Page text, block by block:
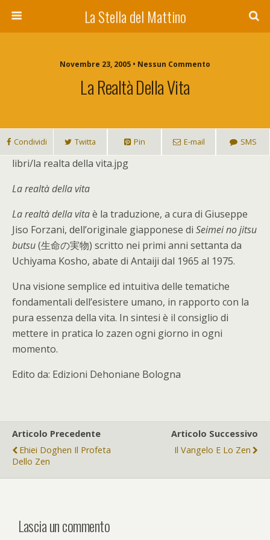
La Stella del Mattino
Novembre 23, 2005 • Nessun Commento
La Realtà Della Vita
Condividi Twitta Pin E-mail SMS
libri/la realta della vita.jpg
La realtà della vita
La realtà della vitaè la traduzione, a cura di Giuseppe
Jiso Forzani, dell’originale giapponese di Seimei no jitsu
butsu(生命の実物) scritto nei primi anni settanta da
Uchiyama Kosho, abate di Antaiji dal 1965 al 1975.
Una visione semplice ed intuitiva delle tematiche
fondamentali dell’esistere umano, in rapporto con la
pura essenza della vita. In sintesi è il consiglio di
mettere in pratica lo zazen ogni giorno in ogni
momento.
Edito da: Edizioni Dehoniane Bologna
Articolo Precedente
Ehiei Doghen Il Profeta
Dello Zen
Articolo Successivo
Il Vangelo E Lo Zen
Lascia un commento